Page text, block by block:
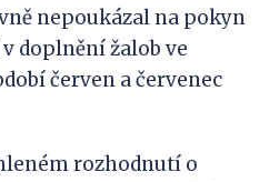
nepoukázal na pokyn
doplnění žalob ve
červen a červenec
rozhodnutí o